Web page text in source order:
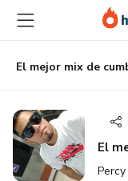
principal
página
de
página
El